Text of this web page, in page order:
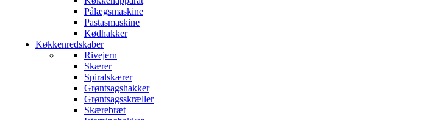
Pålægsmaskine
Pastasmaskine
Kødhakker
Køkkenredskaber
Rivejern
Skærer
Spiralskærer
Grøntsagshakker
Grøntsagsskræller
Skærebræt